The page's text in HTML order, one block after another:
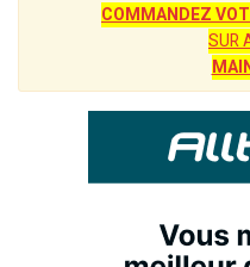
COMMANDEZ
SUR